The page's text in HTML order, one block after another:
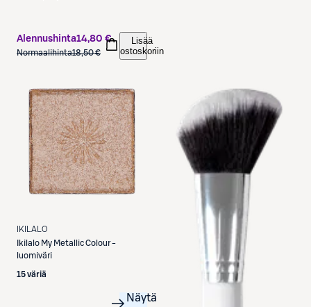
Alennushinta14,80 €
Normaalihinta18,50 €
Lisää
ostoskoriin
IKILALO
Ikilalo My Metallic Colour -
luomiväri
15 väriä
Näytä